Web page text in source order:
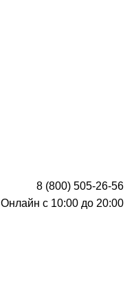
8 (800) 505-26-56
Онлайн с 10:00 до 20:00